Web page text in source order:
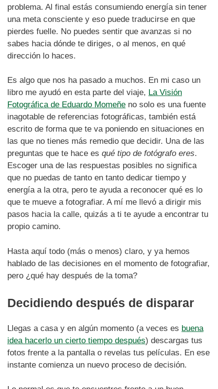
problema. Al final estás consumiendo energía sin tener
una meta consciente y eso puede traducirse en que
pierdes fuelle. No puedes sentir que avanzas si no
sabes hacia dónde te diriges, o al menos, en qué
dirección lo haces.
Es algo que nos ha pasado a muchos. En mi caso un
libro me ayudó en esta parte del viaje, La Visión
Fotográfica de Eduardo Momeñe no solo es una fuente
inagotable de referencias fotográficas, también está
escrito de forma que te va poniendo en situaciones en
las que no tienes más remedio que decidir. Una de las
preguntas que te hace es qué tipo de fotógrafo eres.
Escoger una de las respuestas posibles no significa
que no puedas de tanto en tanto dedicar tiempo y
energía a la otra, pero te ayuda a reconocer qué es lo
que te mueve a fotografiar. A mí me llevó a dirigir mis
pasos hacia la calle, quizás a ti te ayude a encontrar tu
propio camino.
Hasta aquí todo (más o menos) claro, y ya hemos
hablado de las decisiones en el momento de fotografiar,
pero ¿qué hay después de la toma?
Decidiendo después de disparar
Llegas a casa y en algún momento (a veces es buena
idea hacerlo un cierto tiempo después) descargas tus
fotos frente a la pantalla o revelas tus películas. En ese
instante comienza un nuevo proceso de decisión.